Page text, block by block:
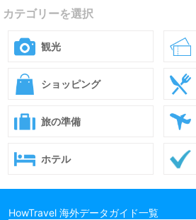
カテゴリーを選択
観光
ショッピング
旅の準備
ホテル
HowTravel 海外データガイド一覧